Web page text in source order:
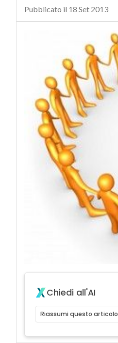
Pubblicato il 18 Set 2013
Chiedi all'AI
Riassumi questo articolo